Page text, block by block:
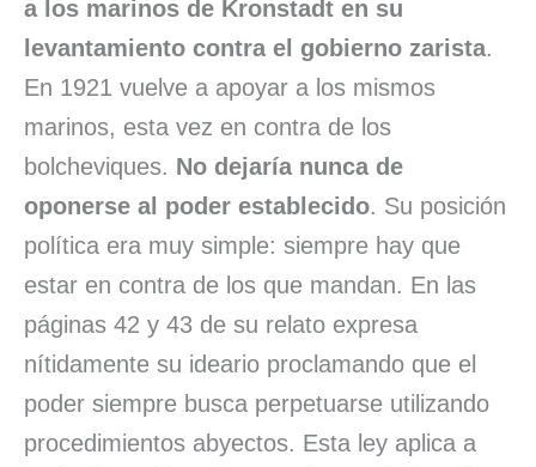
a los marinos de Kronstadt en su
levantamiento contra el gobierno zarista.
En 1921 vuelve a apoyar a los mismos
marinos, esta vez en contra de los
bolcheviques. No dejaría nunca de
oponerse al poder establecido. Su posición
política era muy simple: siempre hay que
estar en contra de los que mandan. En las
páginas 42 y 43 de su relato expresa
nítidamente su ideario proclamando que el
poder siempre busca perpetuarse utilizando
procedimientos abyectos. Esta ley aplica a